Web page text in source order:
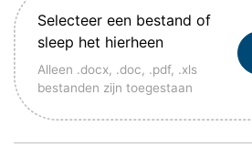
Selecteer een bestand of
sleep het hierheen
Alleen .docx, .doc, .pdf, .xls
bestanden zijn toegestaan